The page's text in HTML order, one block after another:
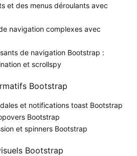
et des menus déroulants avec
navigation complexes avec
de navigation Bootstrap :
et scrollspy
Bootstrap
et notifications toast Bootstrap
Bootstrap
et spinners Bootstrap
Bootstrap